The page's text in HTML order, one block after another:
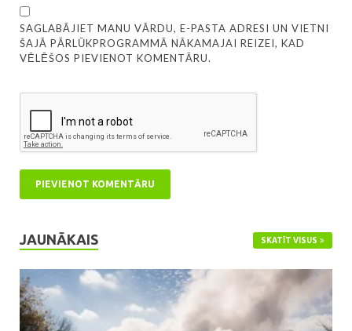
SAGLABĀJIET MANU VĀRDU, E-PASTA ADRESI UN VIETNI
ŠAJĀ PĀRLŪKPROGRAMMĀ NĀKAMAJAI REIZEI, KAD
VĒLĒŠOS PIEVIENOT KOMENTĀRU.
JAUNĀKAIS SKATĪT VISUS